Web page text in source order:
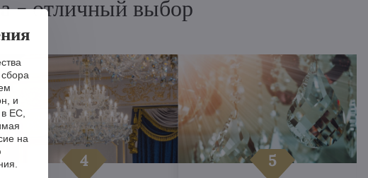
- отличный выбор
и
ЕС,
на